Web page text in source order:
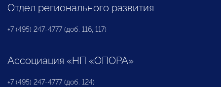
Отдел регионального развития
+7 (495) 247-4777 (доб. 116, 117)
Ассоциация «НП «ОПОРА»
+7 (495) 247-4777 (доб. 124)